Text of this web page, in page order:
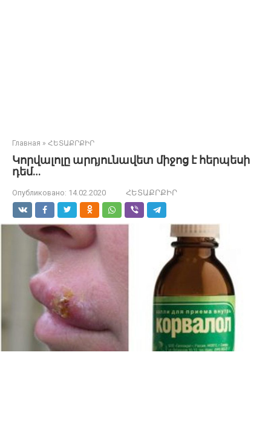
Главная » ՀԵՏԱՔՐՔԻՐ
Կորվալոլը արդյունավետ միջոց է հերպեսի
դեմ…
Опубликовано: 14.02.2020 ՀԵՏԱՔՐՔԻՐ